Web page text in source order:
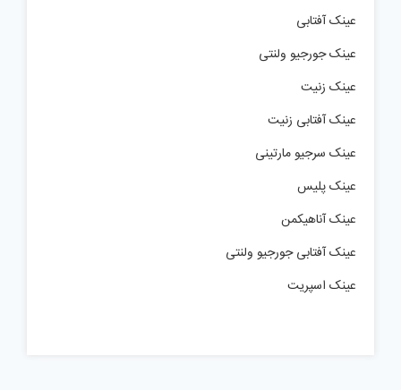
عینک آفتابی
عینک جورجیو ولنتی
عینک زنیت
عینک آفتابی زنیت
عینک سرجیو مارتینی
عینک پلیس
عینک آناهیکمن
عینک آفتابی جورجیو ولنتی
عینک اسپریت